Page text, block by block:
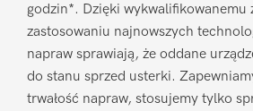
godzin*. Dzięki wykwalifikowanemu
zastosowaniu najnowszych
napraw sprawiają, że oddane
do stanu sprzed usterki.
trwałość napraw, stosujemy tylko